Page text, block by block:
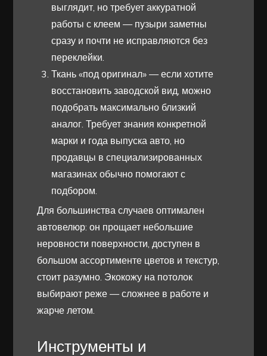
выглядит, но требует аккуратной
работы с клеем — пузыри заметны
сразу и почти не исправляются без
переклейки.
Ткань «под оригинал» — если хотите
восстановить заводской вид, можно
подобрать максимально близкий
аналог. Требует знания конкретной
марки и года выпуска авто, но
продавцы в специализированных
магазинах обычно помогают с
подбором.
Для большинства случаев оптимален
автовелюр: он прощает небольшие
неровности поверхности, доступен в
большом ассортименте цветов и текстур,
стоит разумно. Экокожу на потолок
выбирают реже — сложнее в работе и
жарче летом.
Инструменты и